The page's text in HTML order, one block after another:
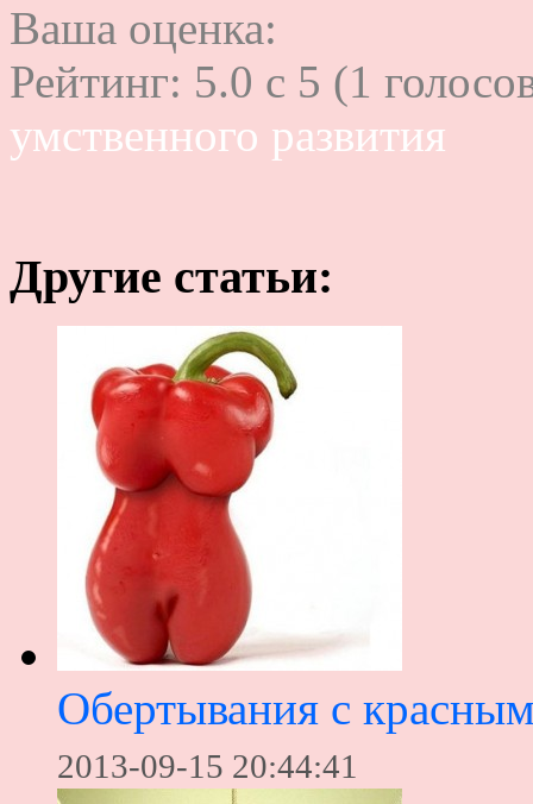
Ваша оценка:
Рейтинг: 5.0 c 5 (1
умственного развития
Другие статьи:
Обертывания с
2013-09-15 20:44:41